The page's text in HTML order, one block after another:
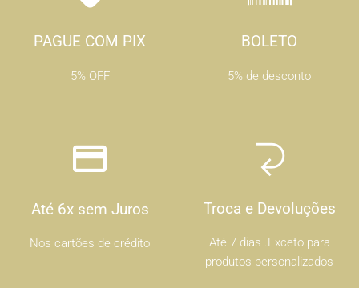
PAGUE COM PIX
5% OFF
BOLETO
5% de desconto
Até 6x sem Juros
Nos cartões de crédito
Troca e Devoluções
Até 7 dias .Exceto para
produtos personalizados